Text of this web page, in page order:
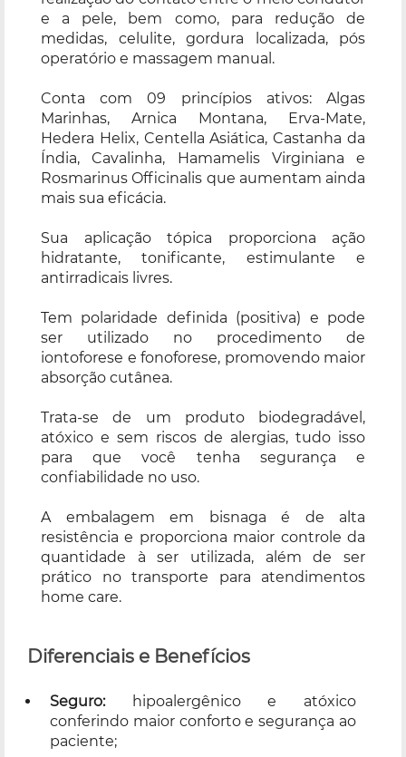
e a pele, bem como, para redução de
medidas, celulite, gordura localizada, pós
operatório e massagem manual.
Conta com 09 princípios ativos: Algas
Marinhas, Arnica Montana, Erva-Mate,
Hedera Helix, Centella Asiática, Castanha da
Índia, Cavalinha, Hamamelis Virginiana e
Rosmarinus Officinalis que aumentam ainda
mais sua eficácia.
Sua aplicação tópica proporciona ação
hidratante, tonificante, estimulante e
antirradicais livres.
Tem polaridade definida (positiva) e pode
ser utilizado no procedimento de
iontoforese e fonoforese, promovendo maior
absorção cutânea.
Trata-se de um produto biodegradável,
atóxico e sem riscos de alergias, tudo isso
para que você tenha segurança e
confiabilidade no uso.
A embalagem em bisnaga é de alta
resistência e proporciona maior controle da
quantidade à ser utilizada, além de ser
prático no transporte para atendimentos
home care.
Diferenciais e Benefícios
Seguro:hipoalergênico e atóxico
conferindo maior conforto e segurança ao
paciente;